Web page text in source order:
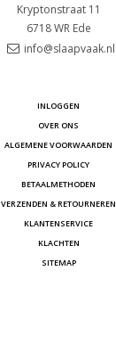
Kryptonstraat 11
6718 WR Ede
info@slaapvaak.nl
INLOGGEN
OVER ONS
ALGEMENE VOORWAARDEN
PRIVACY POLICY
BETAALMETHODEN
VERZENDEN & RETOURNEREN
KLANTENSERVICE
KLACHTEN
SITEMAP